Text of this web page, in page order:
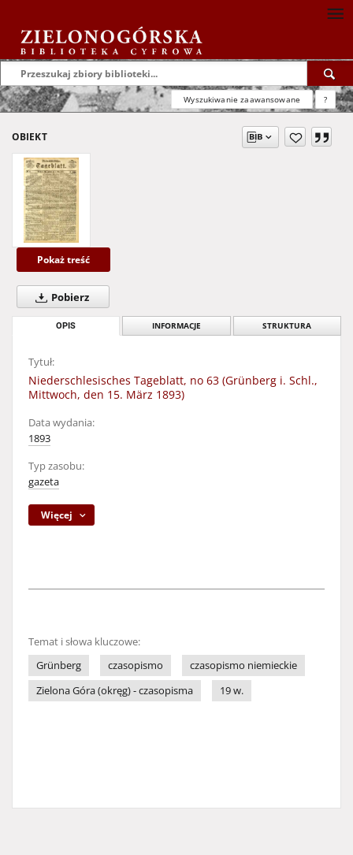
Wyszukiwanie zaawansowane ?
OBIEKT
Pokaż treść
Pobierz
OPIS INFORMACJE STRUKTURA
Tytuł:
Niederschlesisches Tageblatt, no 63 (Grünberg i. Schl.,
Mittwoch, den 15. März 1893)
Data wydania:
1893
Typ zasobu:
gazeta
Więcej
Temat i słowa kluczowe:
Grünberg
czasopismo
czasopismo niemieckie
Zielona Góra (okręg) - czasopisma
19 w.